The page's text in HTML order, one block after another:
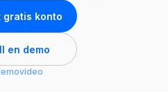
en demo
gratis konto